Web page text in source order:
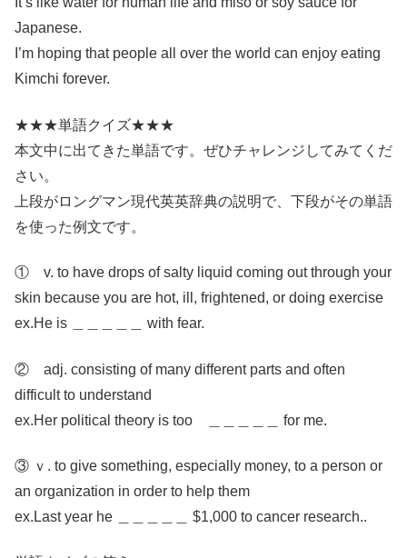
Japanese.
I’m hoping that people all over the world can enjoy eating
Kimchi forever.
★★★単語クイズ★★★
本文中に出てきた単語です。ぜひチャレンジしてみてくだ
さい。
上段がロングマン現代英英辞典の説明で、下段がその単語
を使った例文です。
① v. to have drops of salty liquid coming out through your
skin because you are hot, ill, frightened, or doing exercise
ex.He is ＿＿＿＿＿ with fear.
② adj. consisting of many different parts and often
difficult to understand
ex.Her political theory is too ＿＿＿＿＿ for me.
③ ｖ. to give something, especially money, to a person or
an organization in order to help them
ex.Last year he ＿＿＿＿＿ $1,000 to cancer research..